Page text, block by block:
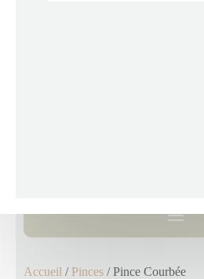
Accueil / Pinces / Pince Courbée